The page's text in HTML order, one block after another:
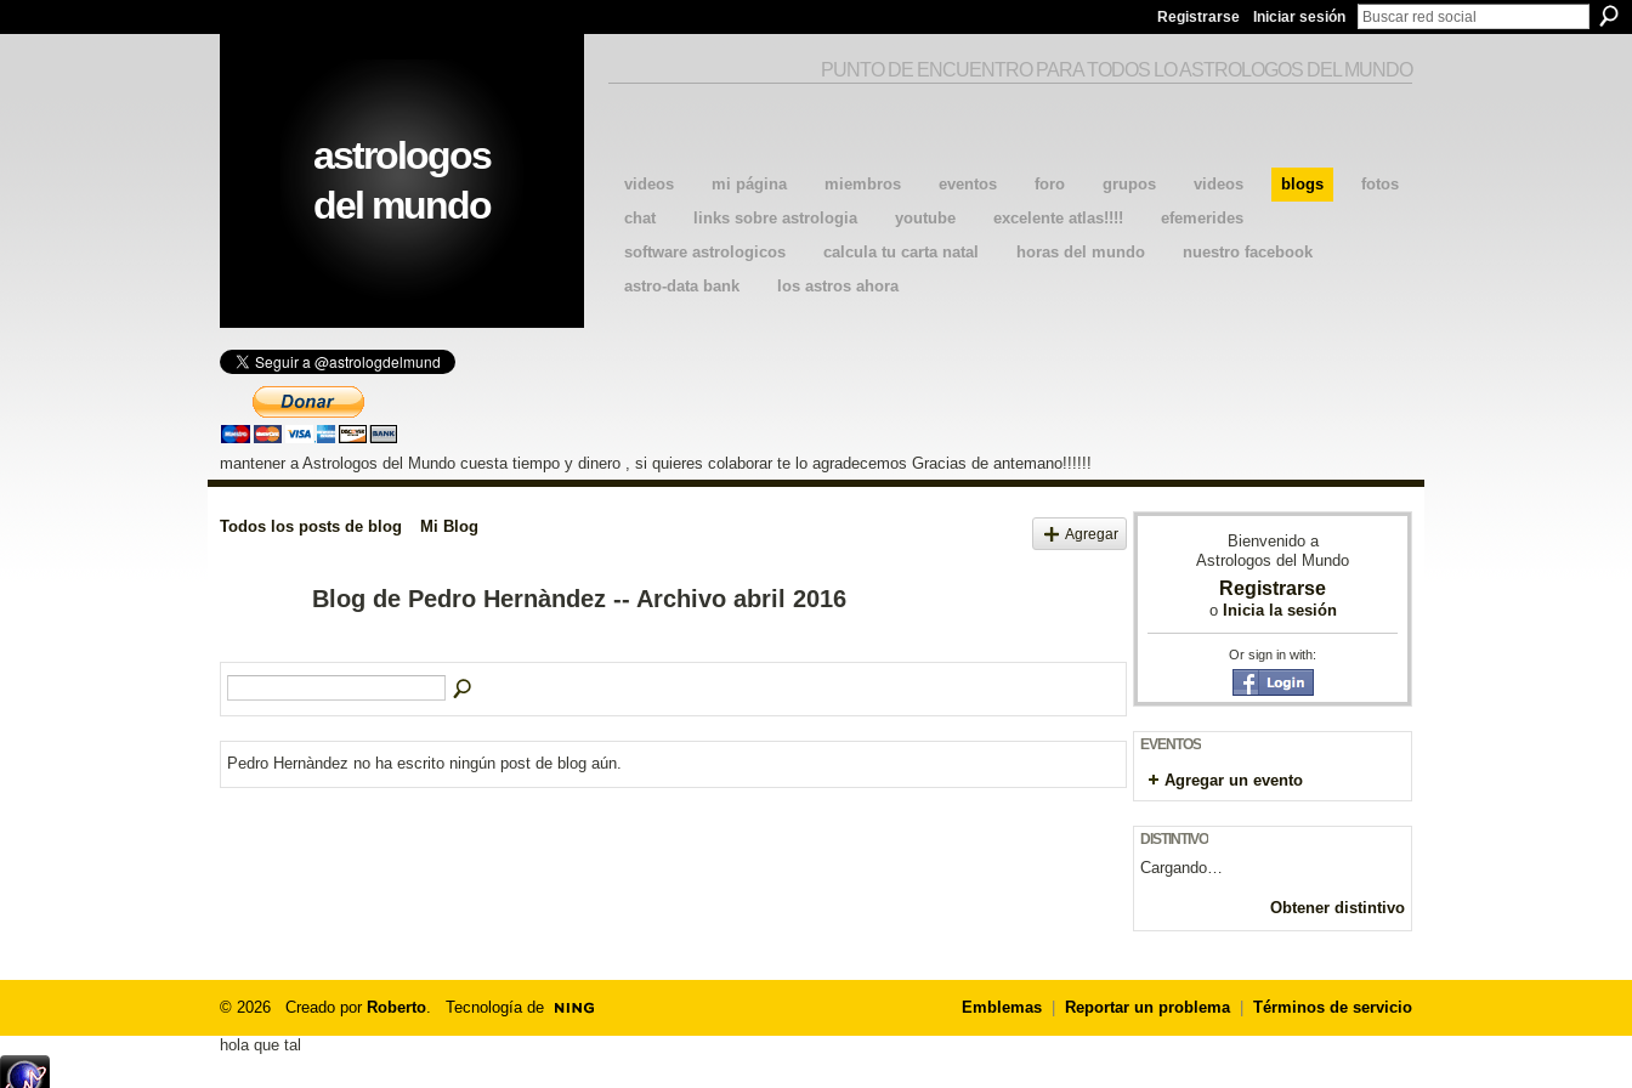
Registrarse Iniciar sesión
videos mi página miembros eventos foro grupos videos blogs
fotos
chat
links sobre astrologia youtube excelente atlas!!!!
efemerides
software astrologicos
calcula tu carta natal horas del mundo
nuestro facebook
astro-data bank
los astros ahora
astrologos
del mundo
PUNTO DE ENCUENTRO PARA TODOS LO ASTROLOGOS DEL MUNDO
mantener a Astrologos del Mundo cuesta tiempo y dinero , si quieres colaborar te lo agradecemos Gracias de antemano!!!!!!
Todos los posts de blog Mi Blog Agregar
Blog de Pedro Hernàndez -- Archivo abril 2016
Pedro Hernàndez no ha escrito ningún post de blog aún.
Bienvenido a
Astrologos del Mundo
Registrarse
o Inicia la sesión
Or sign in with:
EVENTOS
Agregar un evento
DISTINTIVO
Cargando…
Obtener distintivo
© 2026 Creado por Roberto. Tecnología de Emblemas Reportar un problema| Términos de servicio
hola que tal